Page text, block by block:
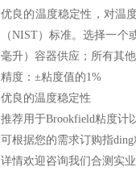
优良的温度稳定性，对温
（NIST）标准。选择一
毫升）容器供应；所有其
精度：±粘度值的1%
优良的温度稳定性
推荐用于Brookfield粘度计
可根据您的需求订购指
详情欢迎咨询我们合测实